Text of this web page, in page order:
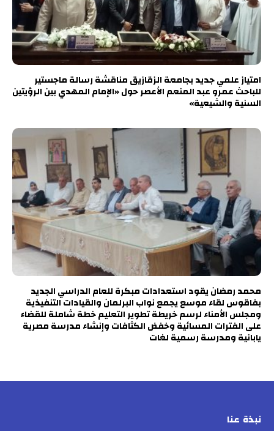
امتياز علمي جديد بجامعة الزقازيق مناقشة رسالة ماجستير
للباحث عمرو عبد المنعم الأعصر حول «الإمام المهدي بين الرؤيتين
السنية والشيعية»
محمد رمضان يقود استعدادات مبكرة للعام الدراسي الجديد
بفاقوس لقاء موسع يجمع نواب البرلمان والقيادات التنفيذية
ومجلس الأمناء لرسم خريطة تطوير التعليم خطة شاملة للقضاء
على الفترات المسائية وخفض الكثافات وإنشاء مدرسة مصرية
يابانية ومدرسة رسمية لغات
نبذة عنا